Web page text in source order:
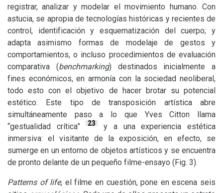
registrar, analizar y modelar el movimiento humano. Con
astucia, se apropia de tecnologías históricas y recientes de
control, identificación y esquematización del cuerpo; y
adapta asimismo formas de modelaje de gestos y
comportamientos, o incluso procedimientos de evaluación
comparativa (benchmarking) destinados inicialmente a
fines económicos, en armonía con la sociedad neoliberal,
todo esto con el objetivo de hacer brotar su potencial
estético. Este tipo de transposición artística abre
simultáneamente paso a lo que Yves Citton llama
“gestualidad crítica” 23
y a una experiencia estética
inmersiva: el visitante de la exposición, en efecto, se
sumerge en un entorno de objetos artísticos y se encuentra
de pronto delante de un pequeño filme-ensayo (Fig. 3).
Patterns of life, el filme en cuestión, pone en escena seis